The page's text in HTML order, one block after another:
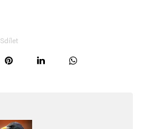
Sdílet